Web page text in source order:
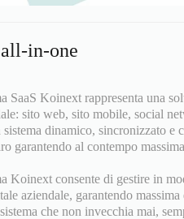
in-one
SaaS Koinext rappresenta una
sito web, sito mobile, social
dinamico, sincronizzato e
garantendo al contempo
Koinext consente di gestire in
aziendale, garantendo
che non invecchia mai,